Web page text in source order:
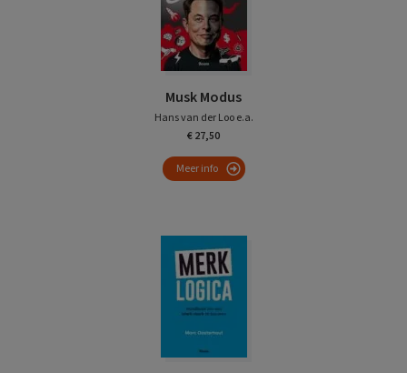
Musk Modus
Hans van der Loo e.a.
€ 27,50
Meer info